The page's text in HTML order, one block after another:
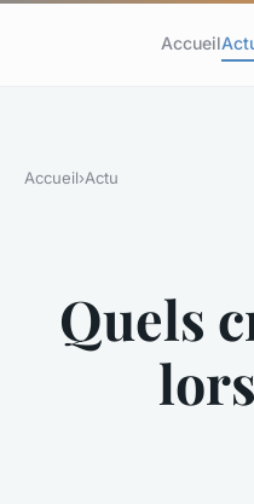
Accueil
Accueil›Actu
Quels